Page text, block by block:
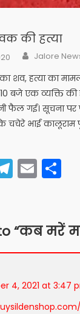
की हत्या
Author
Jalore
शव, हत्या का
बजे एक व्यक्ति
फैल गई। सूचना पर
भाई कालूराम
Email
“कब मरें
4, 2021 at 3:47